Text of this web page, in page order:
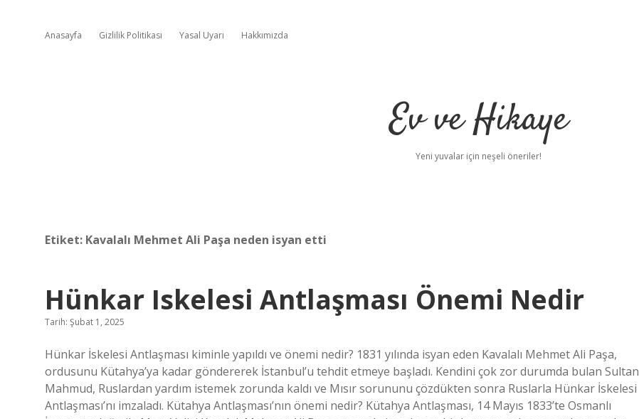
Anasayfa Gizlilik Politikası Yasal Uyarı Hakkımızda
Ev ve Hikaye
Yeni yuvalar için neşeli öneriler!
Etiket: Kavalalı Mehmet Ali Paşa neden isyan etti
Hünkar Iskelesi Antlaşması Önemi Nedir
Tarih: Şubat 1, 2025
Hünkar İskelesi Antlaşması kiminle yapıldı ve önemi nedir? 1831 yılında isyan eden Kavalalı Mehmet Ali Paşa,
ordusunu Kütahya’ya kadar göndererek İstanbul’u tehdit etmeye başladı. Kendini çok zor durumda bulan Sultan
Mahmud, Ruslardan yardım istemek zorunda kaldı ve Mısır sorununu çözdükten sonra Ruslarla Hünkar İskelesi
Antlaşması’nı imzaladı. Kütahya Antlaşması’nın önemi nedir? Kütahya Antlaşması, 14 Mayıs 1833’te Osmanlı